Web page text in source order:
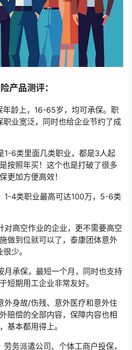
产品测评：
年龄上，16-65岁，均可承保。职
业宽泛，同时也给企业节约了成
1-6类里面几类职业，都是3人起
按照年买！这个也是打破了很多
更加方便高效！
1-4类职业最高可达100万，5-6类
对高空作业的企业，更不需要高空
做到位就可以了，泰康团体意外
少。
月承保，最短一个月，同时也支持
短期用工企业非常友好。
外身故/伤残、意外医疗和意外住
赔偿的全部内容，保障内容也相
基本都用得上。
务派遣公司、个体工商户投保，